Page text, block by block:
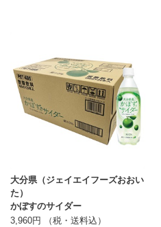
大分県（ジェイエイフーズおおい
た）
かぼすのサイダー
3,960円 （税・送料込）